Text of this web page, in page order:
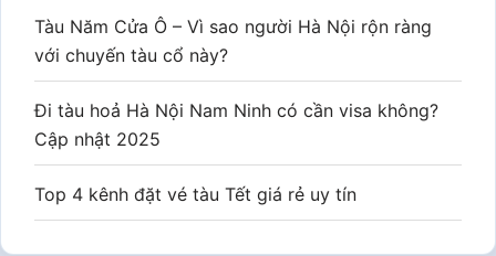
Tàu Năm Cửa Ô – Vì sao người Hà Nội rộn ràng
với chuyến tàu cổ này?
Đi tàu hoả Hà Nội Nam Ninh có cần visa không?
Cập nhật 2025
Top 4 kênh đặt vé tàu Tết giá rẻ uy tín